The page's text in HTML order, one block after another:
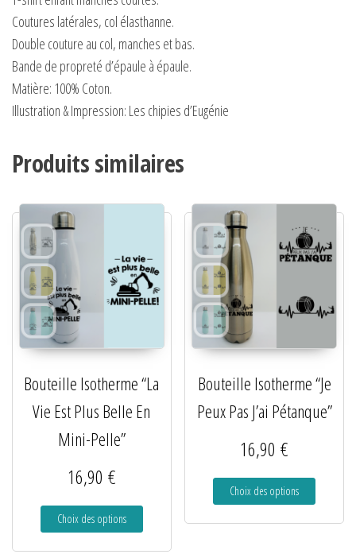
Coutures latérales, col élasthanne.
Double couture au col, manches et bas.
Bande de propreté d’épaule à épaule.
Matière: 100% Coton.
Illustration & Impression: Les chipies d’Eugénie
Produits similaires
Bouteille Isotherme “La
Vie Est Plus Belle En
Mini-Pelle”
16,90 €
Choix des options
Bouteille Isotherme “Je
Peux Pas J’ai Pétanque”
16,90€
Choix des options